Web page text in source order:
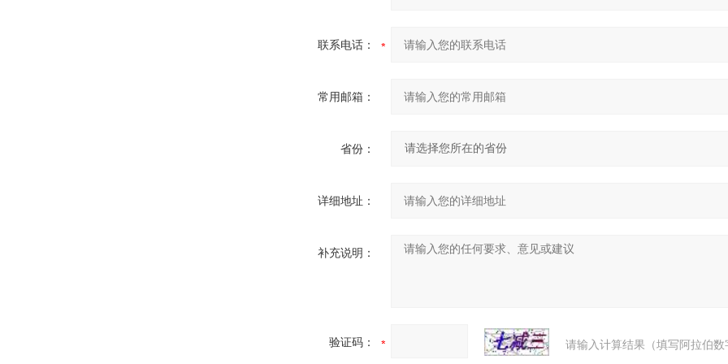
联系电话：
常用邮箱：
省份：
详细地址：
补充说明：
验证码： 请输入计算结果（填写阿拉伯